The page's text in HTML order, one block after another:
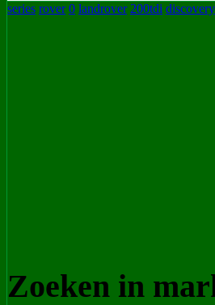
series rover 0 landrover 200tdi discovery
Zoeken in